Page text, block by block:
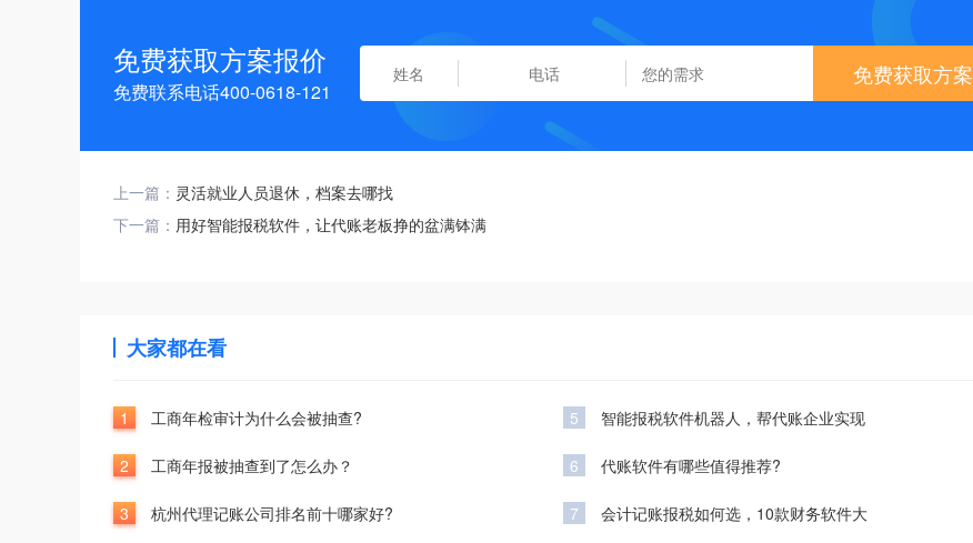
免费获取方案报价
免费联系电话400-0618-121
免费获取方案
上一篇： 灵活就业人员退休，档案去哪找
下一篇： 用好智能报税软件，让代账老板挣的盆满钵满
大家都在看
1 工商年检审计为什么会被抽查?
2 工商年报被抽查到了怎么办？
3 杭州代理记账公司排名前十哪家好?
5 智能报税软件机器人，帮代账企业实现
6 代账软件有哪些值得推荐?
7 会计记账报税如何选，10款财务软件大